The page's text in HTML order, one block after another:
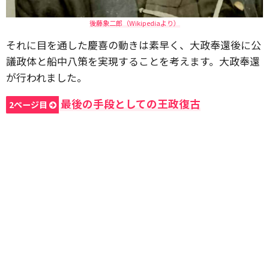
後藤象二郎（Wikipediaより）
それに目を通した慶喜の動きは素早く、大政奉還後に公
議政体と船中八策を実現することを考えます。大政奉還
が行われました。
2ページ目 最後の手段としての王政復古